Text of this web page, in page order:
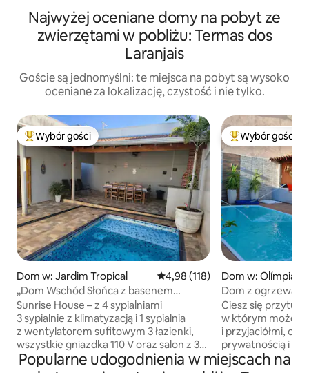
Najwyżej oceniane domy na pobyt ze
zwierzętami w pobliżu: Termas dos
Laranjais
Goście są jednomyślni: te miejsca na pobyt są wysoko
oceniane za lokalizację, czystość i nie tylko.
Najpopularniejsze z kategorii Wybór gości
Wybór gości
Dom w: Jardim Tropical Średnia ocena: 4,98 na 5, liczba
4,98 (118)
„Dom Wschód Słońca z basenem
ogrzewanym energią słoneczną”
Sunrise House – z 4 sypialniami
3 sypialnie z klimatyzacją i 1 sypialnia
z wentylatorem sufitowym 3 łazienki,
wszystkie gniazdka 110 V oraz salon z 32-
calowym telewizorem i bezpłatnym Wi-
Wybór gości
Dom w: Olímpia
Dom z
zwierzęta
do term
Ciesz się
w którym możesz
i przyjaciółmi,
prywatnością i
W pełni
Popularne udogodnienia w miejscach na